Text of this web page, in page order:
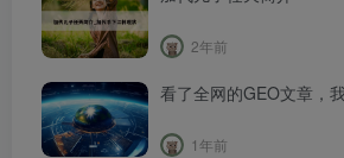
2年前
看了全网的GEO文章，
1年前